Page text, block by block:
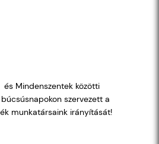
Mindenszentek közötti
szervezett a
munkatársaink irányítását!